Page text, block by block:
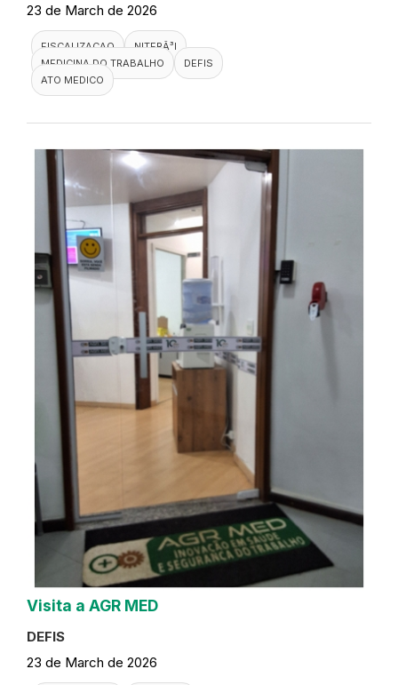
23 de March de 2026
FISCALIZACAO
NITERÃ³I
MEDICINA DO TRABALHO
DEFIS
ATO MEDICO
Visita a AGR MED
DEFIS
23 de March de 2026